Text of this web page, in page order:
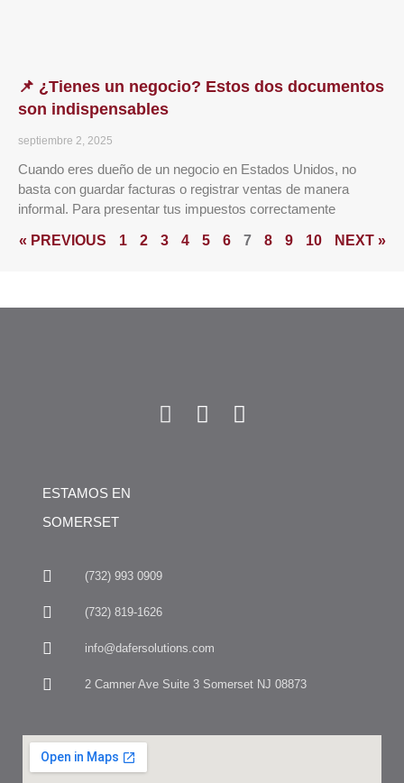
📌 ¿Tienes un negocio? Estos dos documentos
son indispensables
septiembre 2, 2025
Cuando eres dueño de un negocio en Estados Unidos, no
basta con guardar facturas o registrar ventas de manera
informal. Para presentar tus impuestos correctamente
« PREVIOUS 1 2 3 4 5 6 7 8 9 10 NEXT »
ESTAMOS EN
SOMERSET
(732) 993 0909
(732) 819-1626
info@dafersolutions.com
2 Camner Ave Suite 3 Somerset NJ 08873